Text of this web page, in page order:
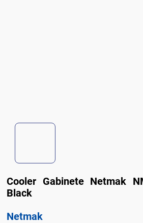
Cooler Gabinete Netmak
Black
Netmak